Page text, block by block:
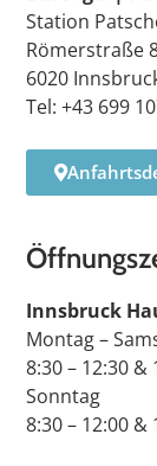
Station
Römerstraße
6020
Tel: +43 699
Innsbruck
Montag –
8:30 – 12:30 &
Sonntag
8:30 – 12:00 &